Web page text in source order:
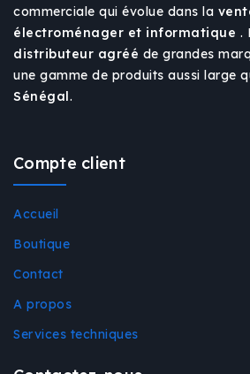
commerciale qui évolue dans la
électroménager et informatique .
distributeur agréé de grandes
une gamme de produits aussi large
Sénégal .
Compte client
Accueil
Boutique
Contact
A propos
Services techniques